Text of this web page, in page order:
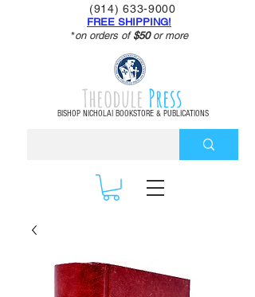
Theodule Press
BISHOP NICHOLAI BOOKSTORE & PUBLICATIONS
(914) 633-9000
FREE SHIPPING!
*on orders of$50or more